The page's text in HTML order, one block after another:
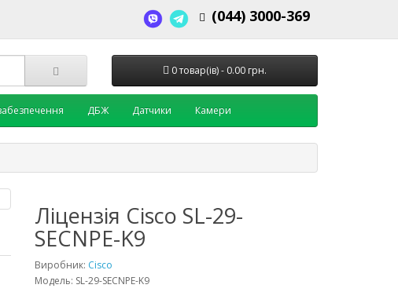
(044) 3000-369
0 товар(ів) - 0.00 грн.
ДБЖ Датчики Камери
Ліцензія Cisco SL-29-
SECNPE-K9
Виробник: Cisco
Модель: SL-29-SECNPE-K9